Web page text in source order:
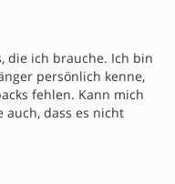
die ich brauche. Ich bin
persönlich kenne,
fehlen. Kann mich
auch, dass es nicht